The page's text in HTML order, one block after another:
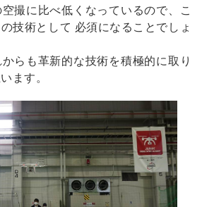
撮に比べ低くなっているので、こ
技術として 必須になることでしょ
らも革新的な技術を積極的に取り
ます。